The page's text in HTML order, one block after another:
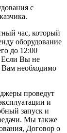
с
час, который
оборудование
до 12:00
Если Вы не
Вам необходимо
проведут
и
запуск и
Мы также
Договор о